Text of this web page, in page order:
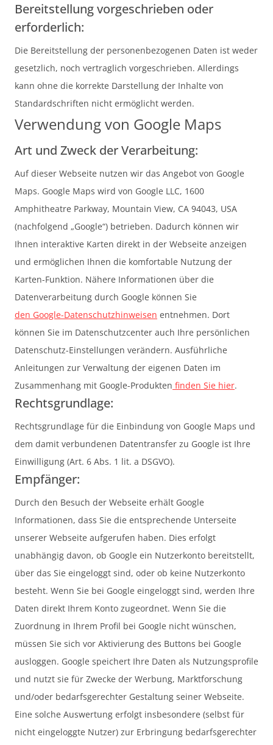
Bereitstellung vorgeschrieben oder
erforderlich:
Die Bereitstellung der personenbezogenen Daten ist weder
gesetzlich, noch vertraglich vorgeschrieben. Allerdings
kann ohne die korrekte Darstellung der Inhalte von
Standardschriften nicht ermöglicht werden.
Verwendung von Google Maps
Art und Zweck der Verarbeitung:
Auf dieser Webseite nutzen wir das Angebot von Google
Maps. Google Maps wird von Google LLC, 1600
Amphitheatre Parkway, Mountain View, CA 94043, USA
(nachfolgend „Google“) betrieben. Dadurch können wir
Ihnen interaktive Karten direkt in der Webseite anzeigen
und ermöglichen Ihnen die komfortable Nutzung der
Karten-Funktion. Nähere Informationen über die
Datenverarbeitung durch Google können Sie
den Google-Datenschutzhinweisen entnehmen. Dort
können Sie im Datenschutzcenter auch Ihre persönlichen
Datenschutz-Einstellungen verändern. Ausführliche
Anleitungen zur Verwaltung der eigenen Daten im
Zusammenhang mit Google-Produkten finden Sie hier.
Rechtsgrundlage:
Rechtsgrundlage für die Einbindung von Google Maps und
dem damit verbundenen Datentransfer zu Google ist Ihre
Einwilligung (Art. 6 Abs. 1 lit. a DSGVO).
Empfänger:
Durch den Besuch der Webseite erhält Google
Informationen, dass Sie die entsprechende Unterseite
unserer Webseite aufgerufen haben. Dies erfolgt
unabhängig davon, ob Google ein Nutzerkonto bereitstellt,
über das Sie eingeloggt sind, oder ob keine Nutzerkonto
besteht. Wenn Sie bei Google eingeloggt sind, werden Ihre
Daten direkt Ihrem Konto zugeordnet. Wenn Sie die
Zuordnung in Ihrem Profil bei Google nicht wünschen,
müssen Sie sich vor Aktivierung des Buttons bei Google
ausloggen. Google speichert Ihre Daten als Nutzungsprofile
und nutzt sie für Zwecke der Werbung, Marktforschung
und/oder bedarfsgerechter Gestaltung seiner Webseite.
Eine solche Auswertung erfolgt insbesondere (selbst für
nicht eingeloggte Nutzer) zur Erbringung bedarfsgerechter